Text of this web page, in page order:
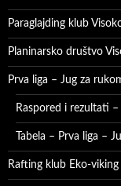
Paraglajding klub
Planinarsko društvo
Prva liga – Jug za
Raspored i rezultati
Tabela – Prva liga –
Rafting klub Eko-viking